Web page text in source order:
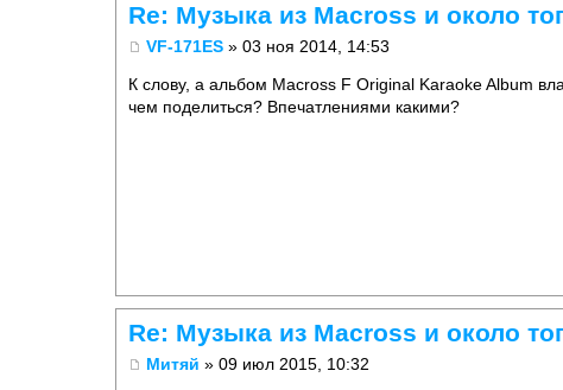
Re: Музыка из Macross и около
VF-171ES » 03 ноя 2014, 14:53
К слову, а альбом Macross F Original Karaoke Album
чем поделиться? Впечатлениями какими?
Re: Музыка из Macross и около
Митяй » 09 июл 2015, 10:32